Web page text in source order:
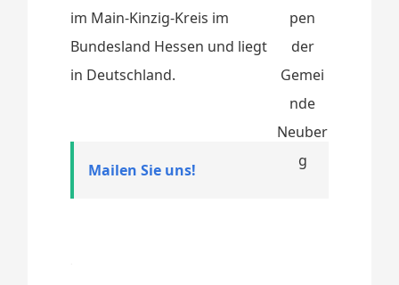
im Main-Kinzig-Kreis im
Bundesland Hessen und liegt
in Deutschland.
Mailen Sie uns!